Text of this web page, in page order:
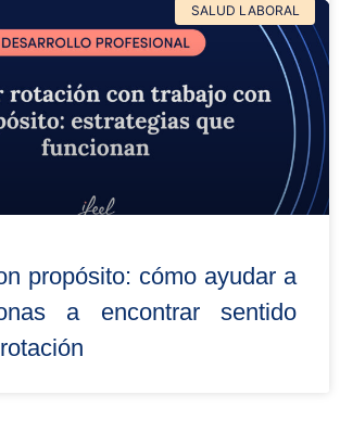
SALUD LABORAL
propósito: cómo ayudar a
a encontrar sentido